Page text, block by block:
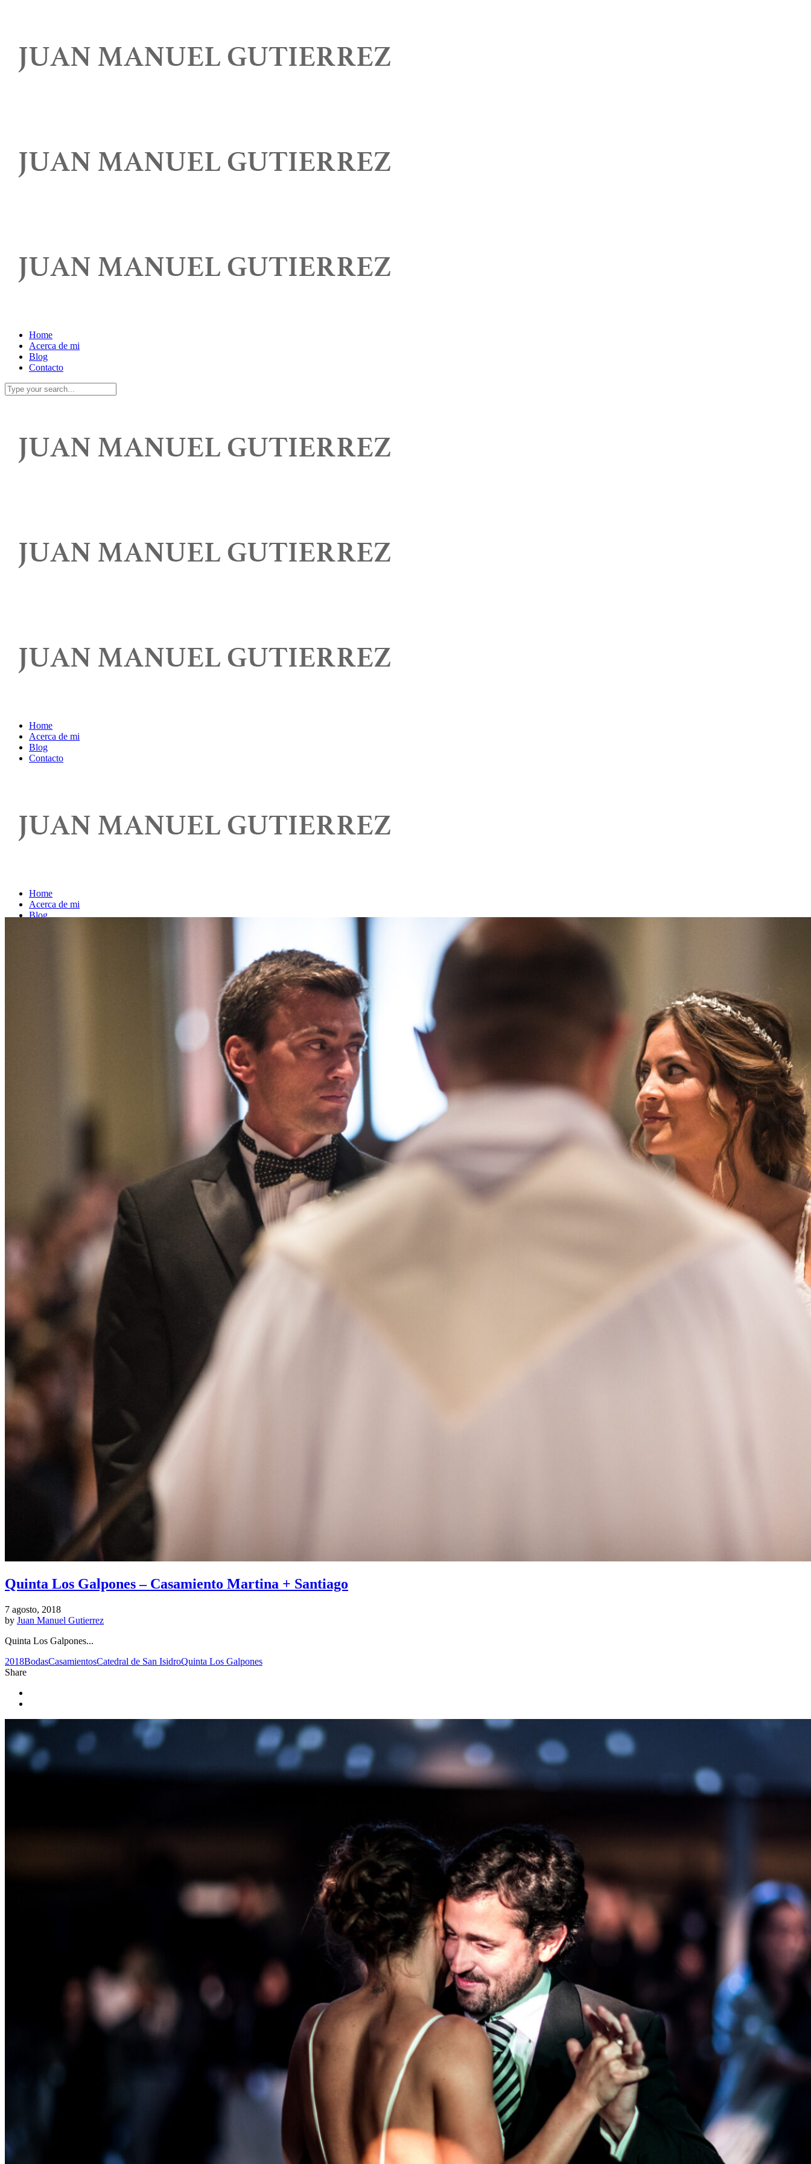
Home
Acerca de mi
Blog
Contacto
Home
Acerca de mi
Blog
Contacto
Home
Acerca de mi
Blog
Quinta Los Galpones – Casamiento Martina + Santiago
7 agosto, 2018
by Juan Manuel Gutierrez
Quinta Los Galpones...
2018BodasCasamientosCatedral de San IsidroQuinta Los Galpones
Share